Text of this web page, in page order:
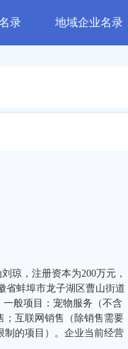
录 地域企业名录
琼，注册资本为200万元，
省蚌埠市龙子湖区曹山街道
般项目：宠物服务（不含
；互联网销售（除销售需要
制的项目）。企业当前经营